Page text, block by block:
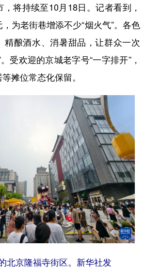
村振兴 溯源中国
娱乐 时尚 悦读
带一路 亚太网
河北 山西
吉林 上海 江苏
安徽 福建 江西
河南 湖北 湖南
广西 海南 重庆
贵州 云南 西藏
将持续至10月18日。记者看到，
为老街巷增添不少“烟火气”。各色
精酿酒水、消暑甜品，让群众一次
受欢迎的京城老字号“一字排开”，
摊位常态化保留。
北京隆福寺街区。新华社发